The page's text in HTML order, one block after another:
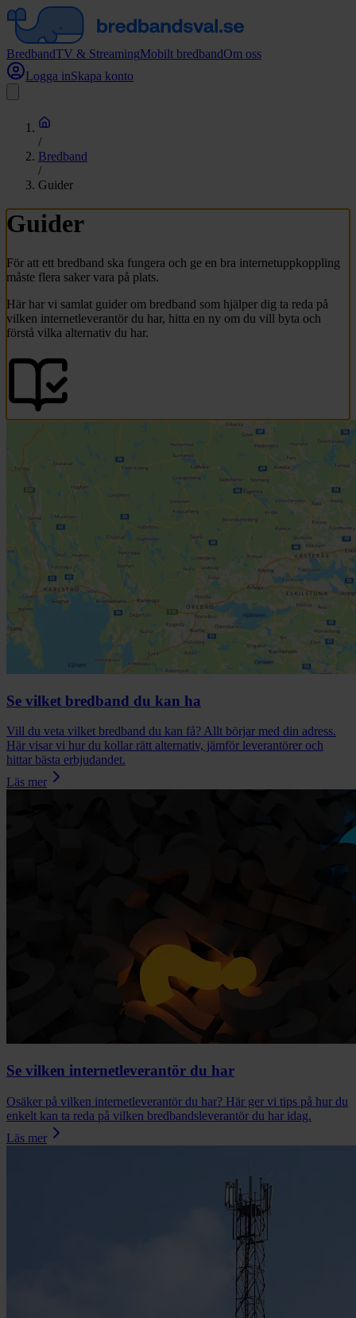
BredbandTV & StreamingMobilt bredbandOm oss
Logga inSkapa konto
/
Bredband
/
Guider
Guider
För att ett bredband ska fungera och ge en bra internetuppkoppling
måste flera saker vara på plats.
Här har vi samlat guider om bredband som hjälper dig ta reda på
vilken internetleverantör du har, hitta en ny om du vill byta och
förstå vilka alternativ du har.
Se vilket bredband du kan ha
Vill du veta vilket bredband du kan få? Allt börjar med din adress.
Här visar vi hur du kollar rätt alternativ, jämför leverantörer och
hittar bästa erbjudandet.
Läs mer
Se vilken internetleverantör du har
Osäker på vilken internetleverantör du har? Här ger vi tips på hur du
enkelt kan ta reda på vilken bredbandsleverantör du har idag.
Läs mer